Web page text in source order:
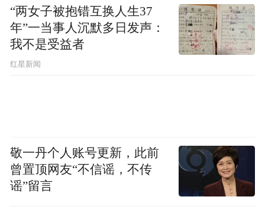
“两女子被抱错互换人生37
年”一当事人沉默多日发声：
我不是受益者
红星新闻
敬一丹个人账号更新，此前
曾置顶网友“不信谣，不传
谣”留言